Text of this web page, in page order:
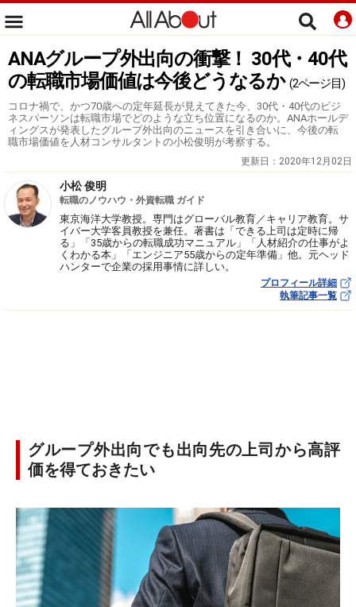
ANAグループ外出向の衝撃！ 30代・40代
の転職市場価値は今後どうなるか (2ページ目)
コロナ禍で、かつ70歳への定年延長が見えてきた今、30代・40代のビジ
ネスパーソンは転職市場でどのような立ち位置になるのか。ANAホールデ
ィングスが発表したグループ外出向のニュースを引き合いに、今後の転
職市場価値を人材コンサルタントの小松俊明が考察する。
更新日： 2020年12月02日
小松 俊明
転職のノウハウ・外資転職 ガイド
東京海洋大学教授。専門はグローバル教育／キャリア教育。サ
イバー大学客員教授を兼任。著書は「できる上司は定時に帰
る」「35歳からの転職成功マニュアル」「人材紹介の仕事がよ
くわかる本」「エンジニア55歳からの定年準備」他。元ヘッド
ハンターで企業の採用事情に詳しい。
プロフィール詳細
執筆記事一覧
グループ外出向でも出向先の上司から高評
価を得ておきたい